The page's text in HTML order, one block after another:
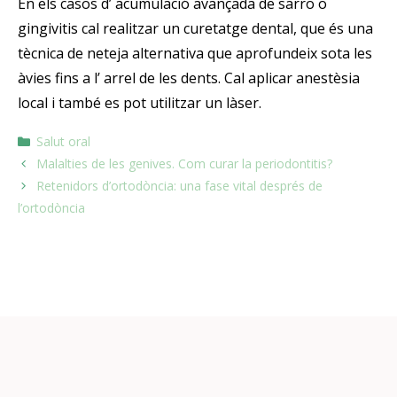
gingivitis cal realitzar un curetatge dental, que és una
tècnica de neteja alternativa que aprofundeix sota les
àvies fins a l’ arrel de les dents. Cal aplicar anestèsia
local i també es pot utilitzar un làser.
Salut oral
Malalties de les genives. Com curar la periodontitis?
Retenidors d’ortodòncia: una fase vital després de
l’ortodòncia